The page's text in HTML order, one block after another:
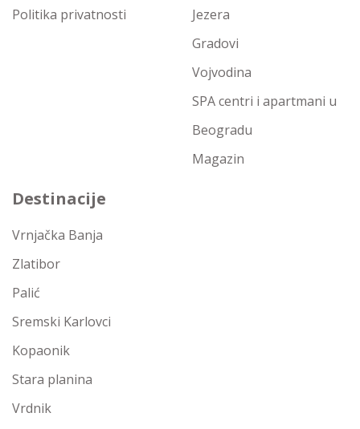
Politika privatnosti
Jezera
Gradovi
Vojvodina
SPA centri i apartmani u
Beogradu
Magazin
Destinacije
Vrnjačka Banja
Zlatibor
Palić
Sremski Karlovci
Kopaonik
Stara planina
Vrdnik